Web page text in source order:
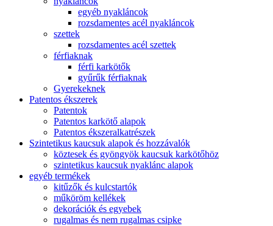
egyéb nyakláncok
rozsdamentes acél nyakláncok
szettek
rozsdamentes acél szettek
férfiaknak
férfi karkötők
gyűrűk férfiaknak
Gyerekeknek
Patentos ékszerek
Patentok
Patentos karkötő alapok
Patentos ékszeralkatrészek
Szintetikus kaucsuk alapok és hozzávalók
köztesek és gyöngyök kaucsuk karkötőhöz
szintetikus kaucsuk nyaklánc alapok
egyéb termékek
kitűzők és kulcstartók
műköröm kellékek
dekorációk és egyebek
rugalmas és nem rugalmas csipke